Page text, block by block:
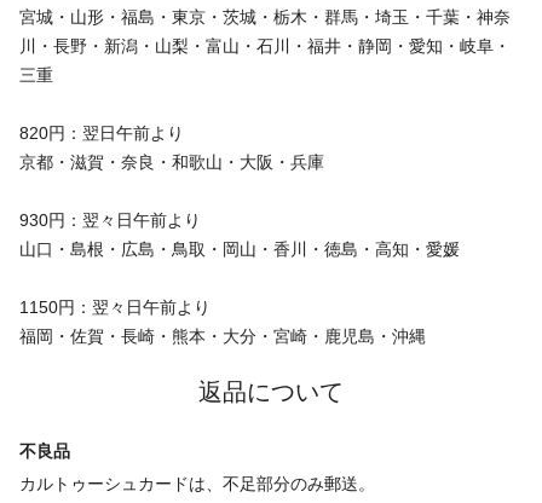
宮城・山形・福島・東京・茨城・栃木・群馬・埼玉・千葉・神奈
川・長野・新潟・山梨・富山・石川・福井・静岡・愛知・岐阜・
三重
820円：翌日午前より
京都・滋賀・奈良・和歌山・大阪・兵庫
930円：翌々日午前より
山口・島根・広島・鳥取・岡山・香川・徳島・高知・愛媛
1150円：翌々日午前より
福岡・佐賀・長崎・熊本・大分・宮崎・鹿児島・沖縄
返品について
不良品
カルトゥーシュカードは、不足部分のみ郵送。